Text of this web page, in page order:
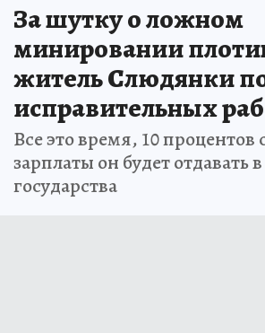
За шутку о ложном
минировании
житель Слюдянки
исправительных
Все это время, 10 процентов
зарплаты он будет отдавать
государства